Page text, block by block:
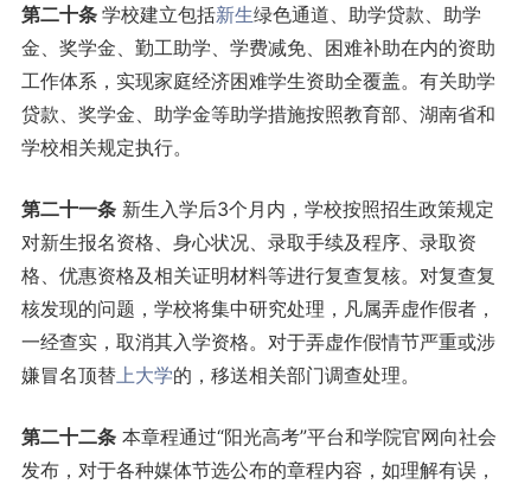
第二十条 学校建立包括新生绿色通道、助学贷款、助学
金、奖学金、勤工助学、学费减免、困难补助在内的资助
工作体系，实现家庭经济困难学生资助全覆盖。有关助学
贷款、奖学金、助学金等助学措施按照教育部、湖南省和
学校相关规定执行。
第二十一条新生入学后3个月内，学校按照招生政策规定
对新生报名资格、身心状况、录取手续及程序、录取资
格、优惠资格及相关证明材料等进行复查复核。对复查复
核发现的问题，学校将集中研究处理，凡属弄虚作假者，
一经查实，取消其入学资格。对于弄虚作假情节严重或涉
嫌冒名顶替上大学的，移送相关部门调查处理。
第二十二条本章程通过“阳光高考”平台和学院官网向社会
发布，对于各种媒体节选公布的章程内容，如理解有误，